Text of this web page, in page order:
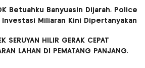
Betuahku Banyuasin Dijarah, Police
Investasi Miliaran Kini Dipertanyakan
SERUYAN HILIR GERAK CEPAT
LAHAN DI PEMATANG PANJANG.